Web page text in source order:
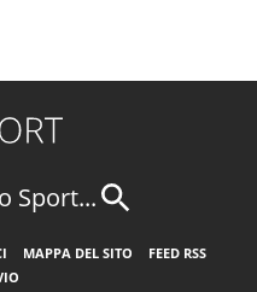
Sport...
MAPPA DEL SITO
FEED RSS